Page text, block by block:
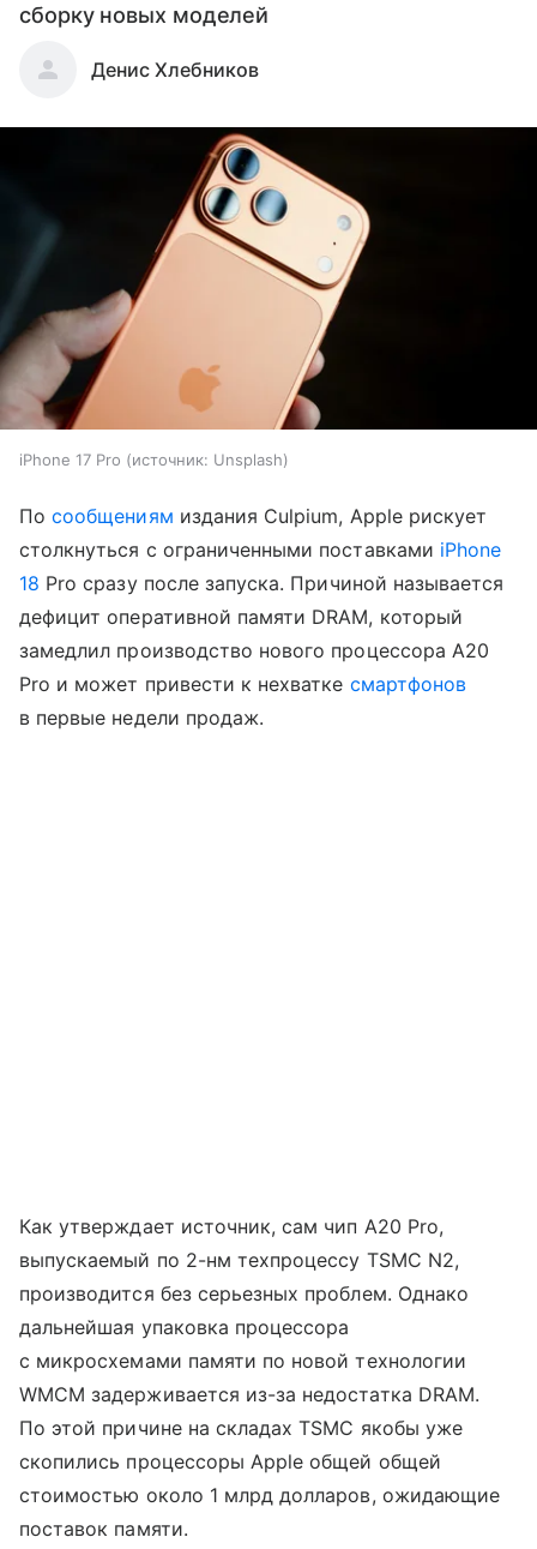
сборку новых моделей
Денис Хлебников
iPhone 17 Pro источник: Unsplash
Посообщениям издания Culpium, Apple рискует
столкнуться с ограниченными поставками iPhone
18 Pro сразу после запуска. Причиной называется
дефицит оперативной памяти DRAM, который
замедлил производство нового процессора A20
Pro и может привести к нехватке смартфонов
в первые недели продаж.
Как утверждает источник, сам чип A20 Pro,
выпускаемый по 2-нм техпроцессу TSMC N2,
производится без серьезных проблем. Однако
дальнейшая упаковка процессора
с микросхемами памяти по новой технологии
WMCM задерживается из-за недостатка DRAM.
По этой причине на складах TSMC якобы уже
скопились процессоры Apple общей общей
стоимостью около 1 млрд долларов, ожидающие
поставок памяти.